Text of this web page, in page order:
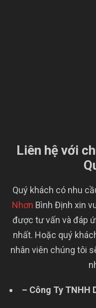
Liên hệ với
Quý khách có nhu
Nhơn Bình Định xin
được tư vấn và đáp
nhất. Hoặc quý
nhân viên chúng tôi
– Công Ty TNHH